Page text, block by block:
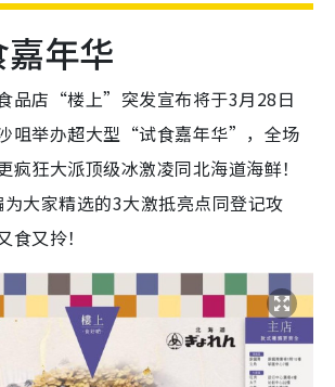
年华
品店“楼上”突发宣布将于3月28日
沙咀举办超大型“试食嘉年华”，全场
疯狂大派顶级冰激凌同北海道海鲜！
大家精选的3大激抵亮点同登记攻
又拎！